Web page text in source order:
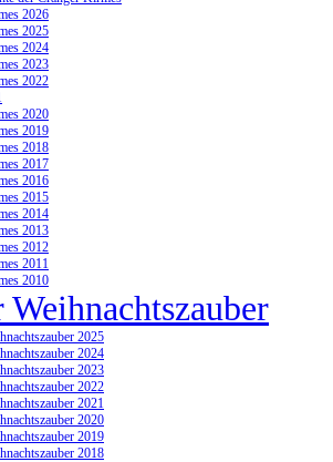
2026
2025
2024
2023
2022
2020
2019
2018
2017
2016
2015
2014
2013
2012
2011
2010
Weihnachtszauber
2025
2024
2023
2022
2021
2020
2019
2018